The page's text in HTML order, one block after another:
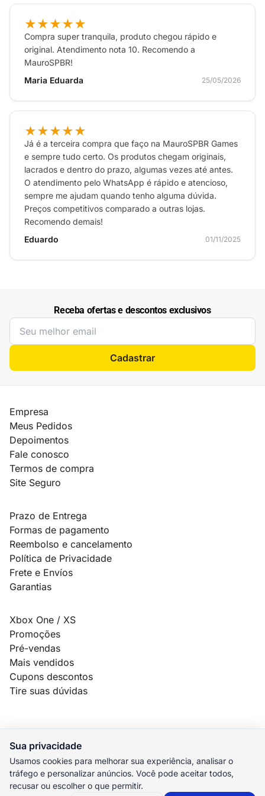
★★★★★
Compra super tranquila, produto chegou rápido e
original. Atendimento nota 10. Recomendo a
MauroSPBR!
Maria Eduarda
25/05/2026
★★★★★
Já é a terceira compra que faço na MauroSPBR Games
e sempre tudo certo. Os produtos chegam originais,
lacrados e dentro do prazo, algumas vezes até antes.
O atendimento pelo WhatsApp é rápido e atencioso,
sempre me ajudam quando tenho alguma dúvida.
Preços competitivos comparado a outras lojas.
Recomendo demais!
Eduardo
01/11/2025
Receba ofertas e descontos exclusivos
Cadastrar
Empresa
Meus Pedidos
Depoimentos
Fale conosco
Termos de compra
Site Seguro
Prazo de Entrega
Formas de pagamento
Reembolso e cancelamento
Política de Privacidade
Frete e Envíos
Garantias
Xbox One / XS
Promoções
Pré-vendas
Mais vendidos
Cupons descontos
Tire suas dúvidas
© 2026 MauroSPBR Games. Todos os direitos reservados.
elo HIPER AMEX pix
Sua privacidade
Usamos cookies para melhorar sua experiência, analisar o
tráfego e personalizar anúncios. Você pode aceitar todos,
recusar ou escolher o que permitir.